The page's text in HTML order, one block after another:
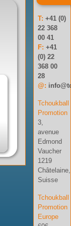
T:+41 (0)
22 368
00 41
F:+41
(0) 22
368 00
28
@:
Tchoukball
Promotion
3,
avenue
Edmond
Vaucher
1219
Châtelaine,
Suisse
Tchoukball
Promotion
Europe